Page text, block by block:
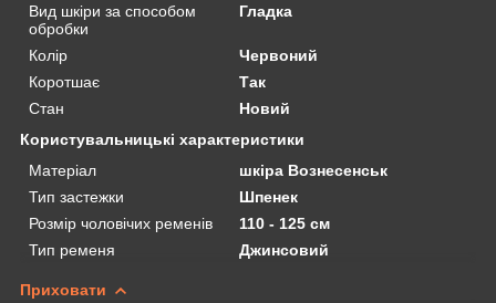
Вид шкіри за способом
обробки
Гладка
Колір
Червоний
Коротшає
Так
Стан
Новий
Користувальницькі характеристики
Матеріал
шкіра Вознесенськ
Тип застежки
Шпенек
Розмір чоловічих ременів
110 - 125 см
Тип ременя
Джинсовий
Приховати